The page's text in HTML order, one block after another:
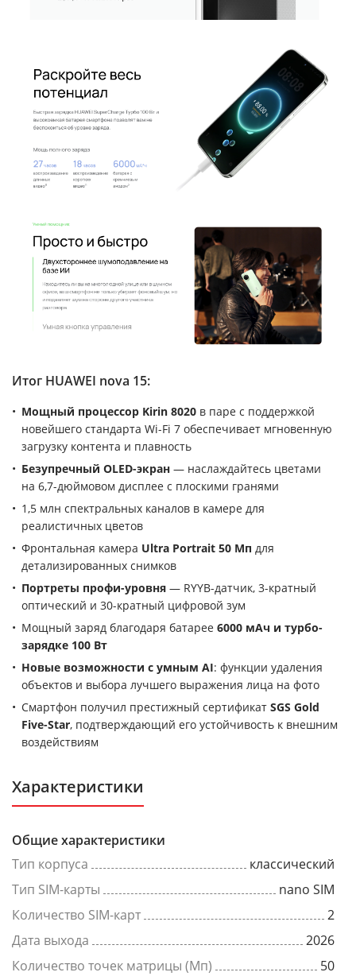
Итог HUAWEI nova 15:
Мощный процессор Kirin 8020 в паре с поддержкой
новейшего стандарта Wi-Fi 7 обеспечивает мгновенную
загрузку контента и плавность
Безупречный OLED-экран — наслаждайтесь цветами
на 6,7-дюймовом дисплее с плоскими гранями
1,5 млн спектральных каналов в камере для
реалистичных цветов
Фронтальная камера Ultra Portrait 50 Мп для
детализированных снимков
Портреты профи-уровня — RYYB-датчик, 3-кратный
оптический и 30-кратный цифровой зум
Мощный заряд благодаря батарее 6000 мАч и турбо-
зарядке 100 Вт
Новые возможности с умным AI: функции удаления
объектов и выбора лучшего выражения лица на фото
Смартфон получил престижный сертификат SGS Gold
Five-Star, подтверждающий его устойчивость к внешним
воздействиям
Характеристики
Общие характеристики
Тип корпуса
классический
Тип SIM-карты
nano SIM
Количество SIM-карт
2
Дата выхода
2026
Количество точек матрицы (Мп)
50